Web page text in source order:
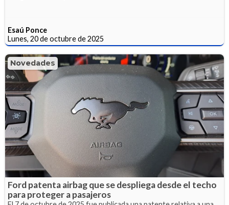
Esaú Ponce
Lunes, 20 de octubre de 2025
Novedades
Ford patenta airbag que se despliega desde el techo
para proteger a pasajeros